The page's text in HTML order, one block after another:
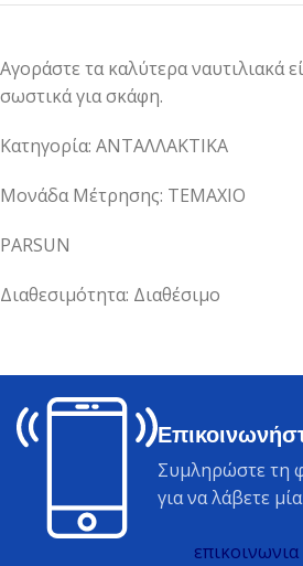
Αγοράστε τα καλύτερα ναυτιλιακά
σωστικά για σκάφη.
Κατηγορία: ΑΝΤΑΛΛΑΚΤΙΚΑ
Μονάδα Μέτρησης: ΤΕΜΑΧΙΟ
PARSUN
Διαθεσιμότητα: Διαθέσιμο
Συμληρώστε τη
για να λάβετε
επικοινωνια